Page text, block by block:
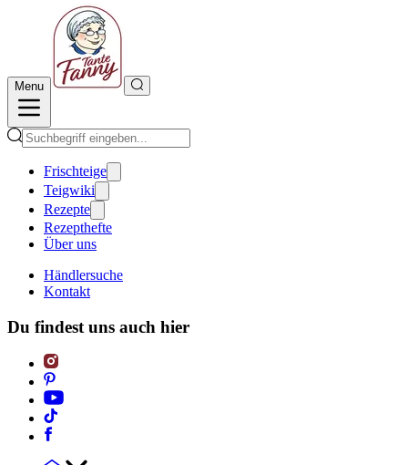
Menu
Frischteige
Teigwiki
Rezepte
Rezepthefte
Über uns
Händlersuche
Kontakt
Du findest uns auch hier